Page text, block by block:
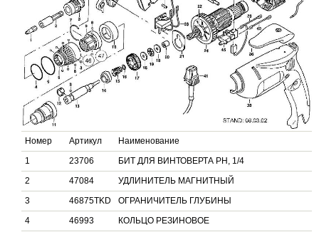
Номер Артикул
Наименование
1
23706
БИТ ДЛЯ ВИНТОВЕРТА РН, 1/4
2
47084
УДЛИНИТЕЛЬ МАГНИТНЫЙ
3
46875TKD
ОГРАНИЧИТЕЛЬ ГЛУБИНЫ
4
46993
КОЛЬЦО РЕЗИНОВОЕ